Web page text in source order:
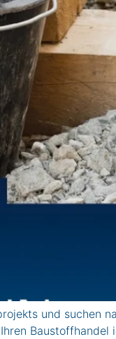
und suchen
Baustoffhandel